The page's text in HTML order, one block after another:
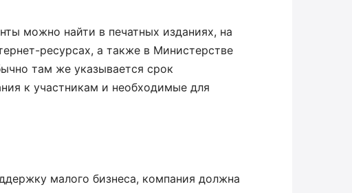
можно найти в печатных изданиях, на
ресурсах, а также в Министерстве
там же указывается срок
к участникам и необходимые для
малого бизнеса, компания должна